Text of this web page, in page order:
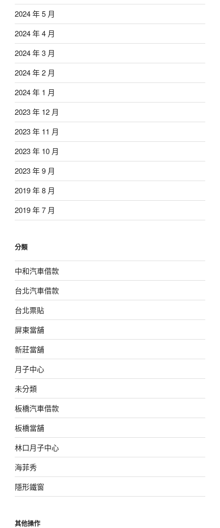
2024 年 5 月
2024 年 4 月
2024 年 3 月
2024 年 2 月
2024 年 1 月
2023 年 12 月
2023 年 11 月
2023 年 10 月
2023 年 9 月
2019 年 8 月
2019 年 7 月
分類
中和汽車借款
台北汽車借款
台北票貼
屏東當舖
新莊當舖
月子中心
未分類
板橋汽車借款
板橋當舖
林口月子中心
海菲秀
隱形鐵窗
其他操作